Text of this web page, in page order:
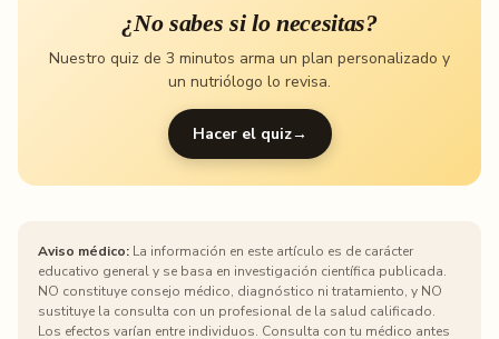
¿No sabes si lo necesitas?
Nuestro quiz de 3 minutos arma un plan personalizado y
un nutriólogo lo revisa.
Hacer el quiz→
Aviso médico: La información en este artículo es de carácter
educativo general y se basa en investigación científica publicada.
NO constituye consejo médico, diagnóstico ni tratamiento, y NO
sustituye la consulta con un profesional de la salud calificado.
Los efectos varían entre individuos. Consulta con tu médico antes